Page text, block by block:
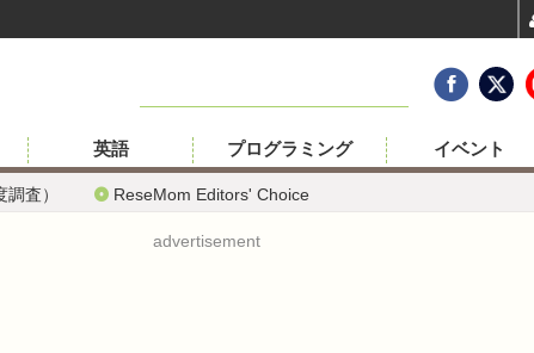
査） ReseMom Editors' Choice
英語 プログラミング イベント
advertisement